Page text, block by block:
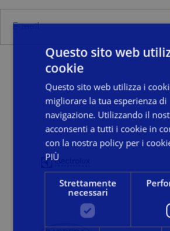
Dichiaro di aver letto, compreso ed accettato i
Questo sito web
cookie
Questo sito web utilizza i
migliorare la tua esperienza di
navigazione. Utilizzando il
acconsenti a tutti i cookie in
con la nostra policy per i
PIÙ
Strettamente
necessari